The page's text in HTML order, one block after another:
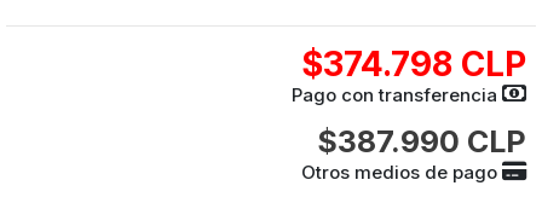
$374.798 CLP
Pago con transferencia
$387.990 CLP
Otros medios de pago